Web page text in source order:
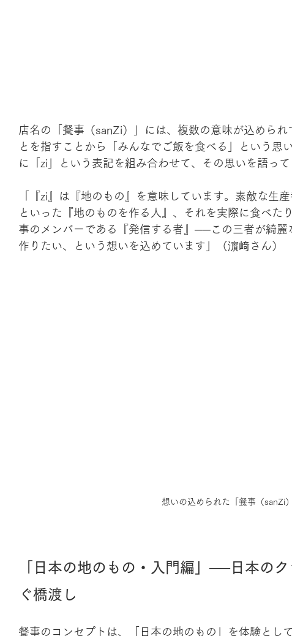
店名の「餐事（sanZi）」には、複数の意味が込めら
とを指すことから「みんなでご飯を食べる」という思
に「zi」という表記を組み合わせて、その思いを語って
「『zi』は『地のもの』を意味しています。素敵な生
といった『地のものを作る人』、それを実際に食べた
事のメンバーである『発信する者』──この三者が綺麗
作りたい、という想いを込めています」（濵﨑さん）
想いの込められた「餐事（sanZi
「日本の地のもの・入門編」──日本の
ぐ橋渡し
餐事のコンセプトは、「日本の地のもの」を体験とし